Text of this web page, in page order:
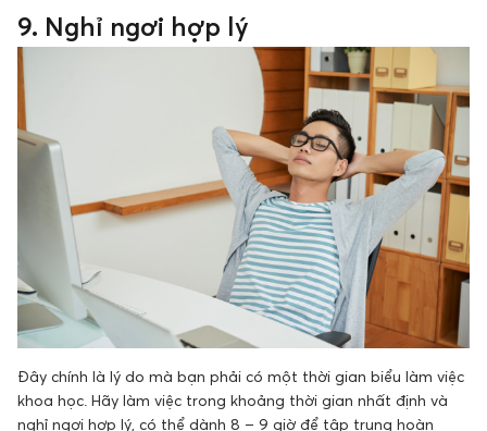
9. Nghỉ ngơi hợp lý
Đây chính là lý do mà bạn phải có một thời gian biểu làm việc
khoa học. Hãy làm việc trong khoảng thời gian nhất định và
nghỉ ngơi hợp lý, có thể dành 8 – 9 giờ để tập trung hoàn